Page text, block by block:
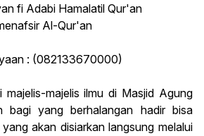
Adabi Hamalatil Qur'an
Al-Qur'an
: (082133670000)
majelis-majelis ilmu di Masjid Agung
bagi yang berhalangan hadir bisa
akan disiarkan langsung melalui